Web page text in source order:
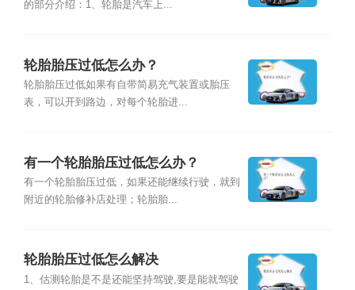
的部分介绍：1、轮胎是汽车上...
轮胎胎压过低怎么办？
轮胎胎压过低如果有自带简易充气装置或胎压
表，可以开到路边，对每个轮胎进...
有一个轮胎胎压过低怎么办？
有一个轮胎胎压过低，如果还能继续行驶，就到
附近的轮胎修补店处理；轮胎胎...
轮胎胎压过低怎么解决
1、估测轮胎是不是还能坚持驾驶,要是能就驾驶